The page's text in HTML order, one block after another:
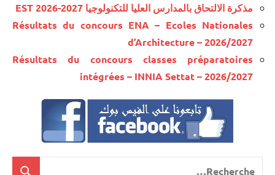
مذكرة الالتحاق بالمدارس العليا للتكنولوجيا EST 2026-2027
Résultats du concours ENA – Ecoles Nationales
d’Architecture – 2026/2027
Résultats du concours classes préparatoires
intégrées – INNIA Settat – 2026/2027